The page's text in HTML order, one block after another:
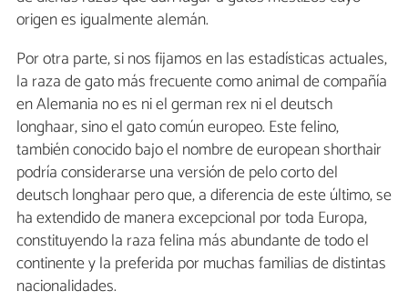
origen es igualmente alemán.
Por otra parte, si nos fijamos en las estadísticas actuales,
la raza de gato más frecuente como animal de compañía
en Alemania no es ni el german rex ni el deutsch
longhaar, sino el gato común europeo. Este felino,
también conocido bajo el nombre de european shorthair
podría considerarse una versión de pelo corto del
deutsch longhaar pero que, a diferencia de este último, se
ha extendido de manera excepcional por toda Europa,
constituyendo la raza felina más abundante de todo el
continente y la preferida por muchas familias de distintas
nacionalidades.